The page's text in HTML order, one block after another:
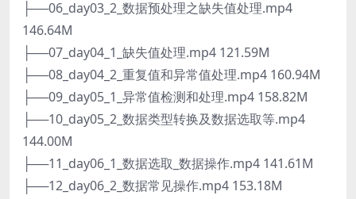
├──06_day03_2_数据预处理之缺失值处理.mp4
146.64M
├──07_day04_1_缺失值处理.mp4 121.59M
├──08_day04_2_重复值和异常值处理.mp4 160.94M
├──09_day05_1_异常值检测和处理.mp4 158.82M
├──10_day05_2_数据类型转换及数据选取等.mp4
144.00M
├──11_day06_1_数据选取_数据操作.mp4 141.61M
├──12_day06_2_数据常见操作.mp4 153.18M